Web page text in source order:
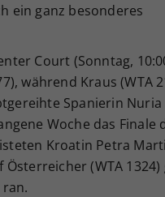
ein ganz besonderes
Court (Sonntag,
während Kraus (WTA
Spanierin Nuria
Woche das Finale
Kroatin Petra
(WTA 1324)